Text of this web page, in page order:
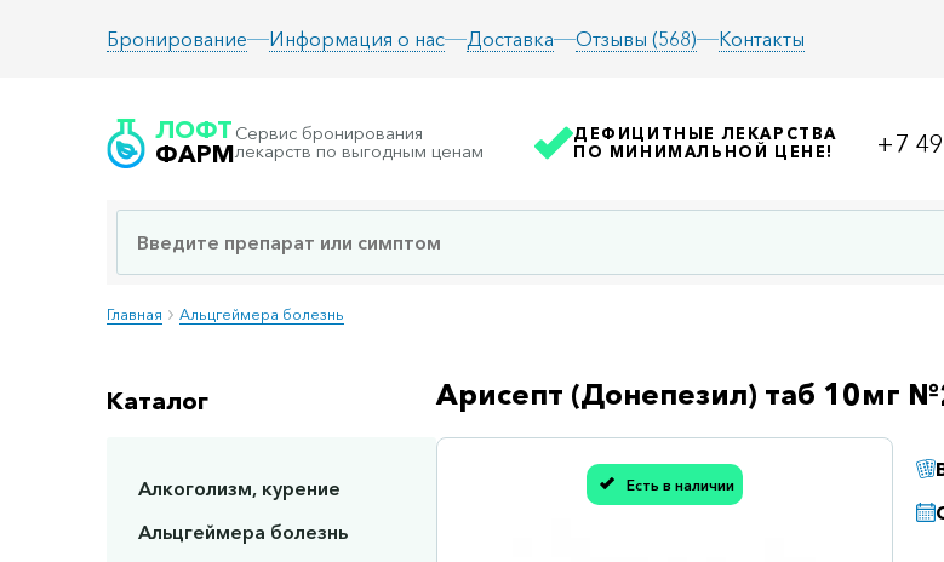
Бронирование Информация о нас Доставка Отзывы (568) Контакты
ЛОФТ
ФАРМ
Сервис бронирования
лекарств по выгодным ценам
ДЕФИЦИТНЫЕ ЛЕКАРСТВА
ПО МИНИМАЛЬНОЙ ЦЕНЕ!
+7
Главная Альцгеймера болезнь
Каталог
Алкоголизм, курение
Альцгеймера болезнь
Арисепт (Донепезил) таб 10мг
Есть в наличии
Спасибо, мы учли Вашу оценку!